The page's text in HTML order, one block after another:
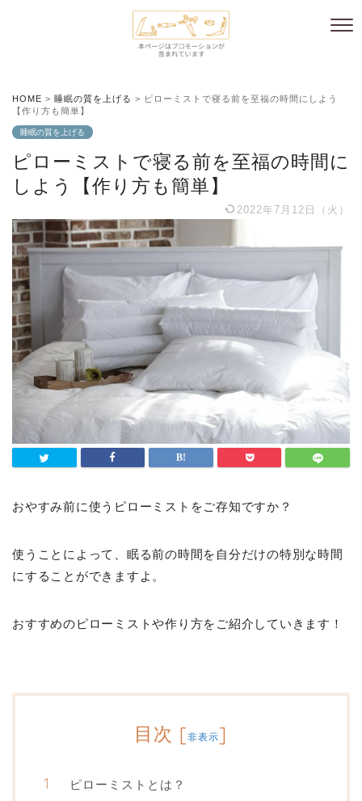
HOME > 睡眠の質を上げる > ピローミストで寝る前を至福の時間にしよう
【作り方も簡単】
睡眠の質を上げる
ピローミストで寝る前を至福の時間に
しよう【作り方も簡単】
2022年7月12日（火）
おやすみ前に使うピローミストをご存知ですか？
使うことによって、眠る前の時間を自分だけの特別な時間
にすることができますよ。
おすすめのピローミストや作り方をご紹介していきます！
目次 [非表示]
ピローミストとは？